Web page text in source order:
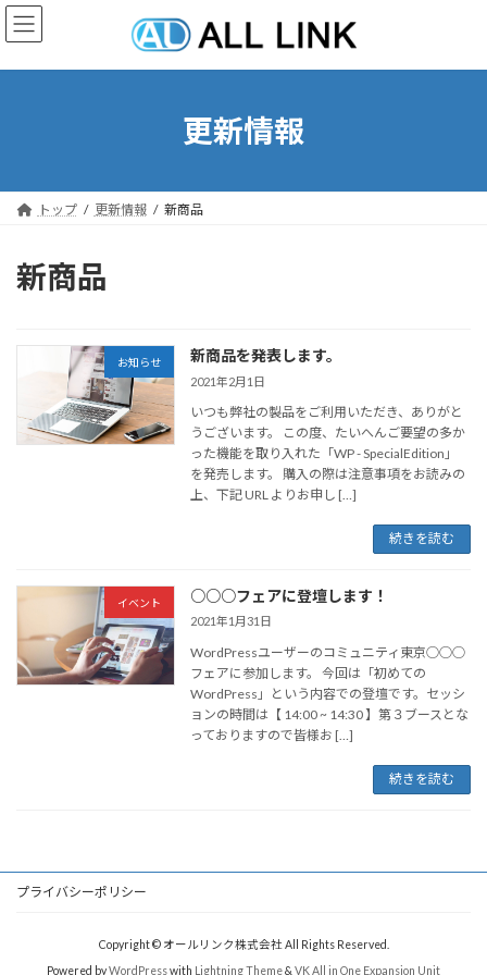
コ
ン
ン
ナ
ビ
ー
更新情報
トップ 更新情報 新商品
新商品
お知らせ 新商品を発表します。
2021年2月1日
いつも弊社の製品をご利用いただき、ありがと
うございます。 この度、たいへんご要望の多か
った機能を取り入れた「WP - SpecialEdition」
を発売します。 購入の際は注意事項をお読みの
上、下記 URL よりお申し […]
続きを読む
イベント ○○○フェアに登壇します！
2021年1月31日
WordPressユーザーのコミュニティ東京○○○
フェアに参加します。 今回は「初めての
WordPress」という内容での登壇です。セッシ
ョンの時間は【 14:00 ~ 14:30 】第３ブースとな
っておりますので皆様お […]
続きを読む
プライバシーポリシー
Copyright © オールリンク株式会社 All Rights Reserved.
Powered byWordPresswith Lightning Theme& VK All in One Expansion Unit